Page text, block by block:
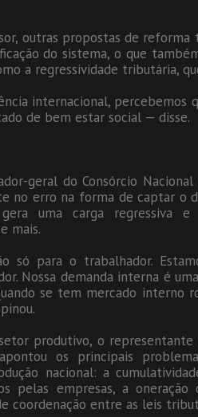
outras propostas de
do sistema, o que
a regressividade tributária,
internacional, percebemos
de bem estar social — disse.
geral do Consórcio
no erro na forma de captar o
uma carga regressiva
mais.
só para o trabalhador.
Nossa demanda interna é
se tem mercado interno
produtivo, o representante
os principais
nacional: a
pelas empresas, a oneração
coordenação entre as leis